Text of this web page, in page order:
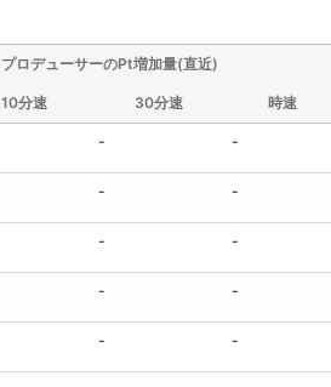
プロデューサーのPt増加量(直近)
10分速 30分速 時速
- -
- -
- -
- -
- -